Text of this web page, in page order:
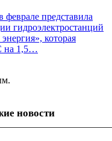
представила
гидроэлектростанций
которая
на 1,5…
новости